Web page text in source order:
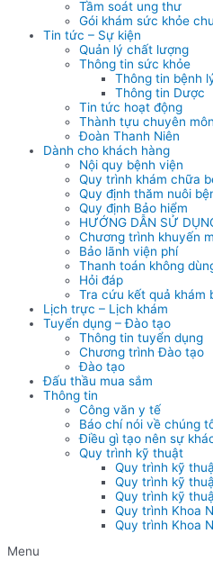
Tầm soát ung thư
Gói khám sức khỏe
Tin tức – Sự kiện
Quản lý chất lượng
Thông tin sức khỏe
Thông tin bệnh
Thông tin Dược
Tin tức hoạt động
Thành tựu chuyên môn
Đoàn Thanh Niên
Dành cho khách hàng
Nội quy bệnh viện
Quy trình khám chữa
Quy định thăm nuôi
Quy định Bảo hiểm
HƯỚNG DẪN SỬ
Chương trình khuyến
Bảo lãnh viện phí
Thanh toán không
Hỏi đáp
Tra cứu kết quả khám
Lịch trực – Lịch khám
Tuyển dụng – Đào tạo
Thông tin tuyển dụng
Chương trình Đào tạo
Đào tạo
Đấu thầu mua sắm
Thông tin
Công văn y tế
Báo chí nói về chúng
Điều gì tạo nên sự
Quy trình kỹ thuật
Quy trình kỹ
Quy trình kỹ
Quy trình kỹ
Quy trình Khoa
Quy trình Khoa
Menu